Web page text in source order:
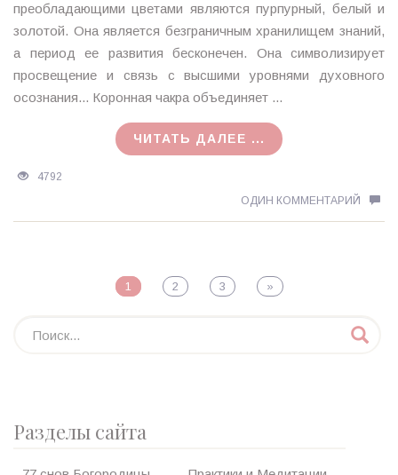
преобладающими цветами являются пурпурный, белый и
золотой. Она является безграничным хранилищем знаний,
а период ее развития бесконечен. Она символизирует
просвещение и связь с высшими уровнями духовного
осознания... Коронная чакра объединяет ...
ЧИТАТЬ ДАЛЕЕ ...
4792
ОДИН КОММЕНТАРИЙ
1 2 3 »
Разделы сайта